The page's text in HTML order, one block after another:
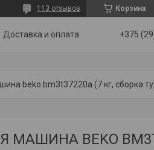
Корзина
113 отзывов
Доставка и оплата +375
beko bm3t37220a (7 кг, сборка
BEKO